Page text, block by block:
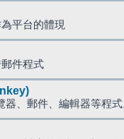
平台的體現
件程式
器、郵件、編輯器等程